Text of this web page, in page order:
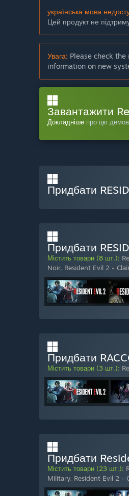
українська мова
Цей продукт не
Увага: Please check
information on new
Завантажити
Докладніше про цю
Придбати
Придбати
Містить товари (8 шт.):
Noir, Resident Evil 2 -
Придбати
Містить товари (3 шт.):
Придбати
Містить товари (23 шт.):
Military, Resident Evil 2 -